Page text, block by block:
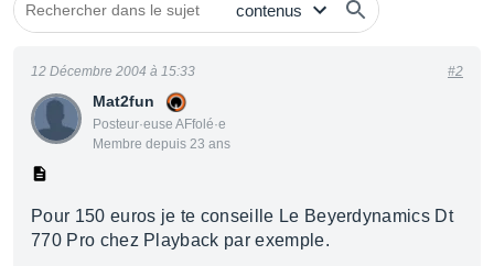
Mat2fun
Posteur·euse AFfolé·e
Membre depuis 23 ans
12 Décembre 2004 à 15:33 #2
Pour 150 euros je te conseille Le Beyerdynamics Dt
770 Pro chez Playback par exemple.